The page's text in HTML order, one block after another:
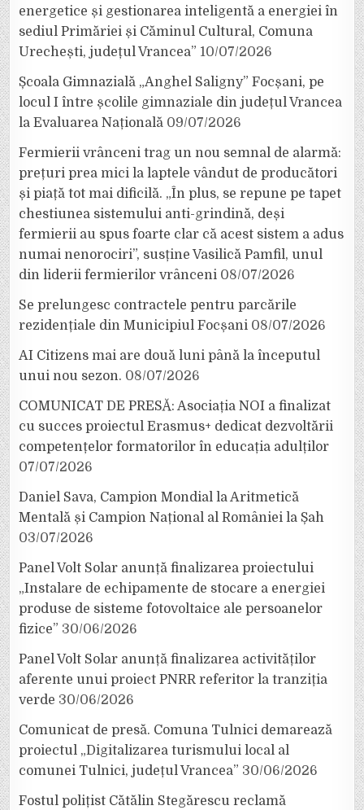
energetice și gestionarea inteligentă a energiei în
sediul Primăriei și Căminul Cultural, Comuna
Urechești, județul Vrancea” 10/07/2026
Școala Gimnazială „Anghel Saligny” Focșani, pe
locul I între școlile gimnaziale din județul Vrancea
la Evaluarea Națională 09/07/2026
Fermierii vrânceni trag un nou semnal de alarmă:
prețuri prea mici la laptele vândut de producători
și piață tot mai dificilă. „În plus, se repune pe tapet
chestiunea sistemului anti-grindină, deși
fermierii au spus foarte clar că acest sistem a adus
numai nenorociri”, susține Vasilică Pamfil, unul
din liderii fermierilor vrânceni 08/07/2026
Se prelungesc contractele pentru parcările
rezidențiale din Municipiul Focșani 08/07/2026
AI Citizens mai are două luni până la începutul
unui nou sezon. 08/07/2026
COMUNICAT DE PRESĂ: Asociația NOI a finalizat
cu succes proiectul Erasmus+ dedicat dezvoltării
competențelor formatorilor în educația adulților
07/07/2026
Daniel Sava, Campion Mondial la Aritmetică
Mentală și Campion Național al României la Șah
03/07/2026
Panel Volt Solar anunță finalizarea proiectului
„Instalare de echipamente de stocare a energiei
produse de sisteme fotovoltaice ale persoanelor
fizice” 30/06/2026
Panel Volt Solar anunță finalizarea activităților
aferente unui proiect PNRR referitor la tranziția
verde 30/06/2026
Comunicat de presă. Comuna Tulnici demarează
proiectul „Digitalizarea turismului local al
comunei Tulnici, județul Vrancea” 30/06/2026
Fostul polițist Cătălin Stegărescu reclamă